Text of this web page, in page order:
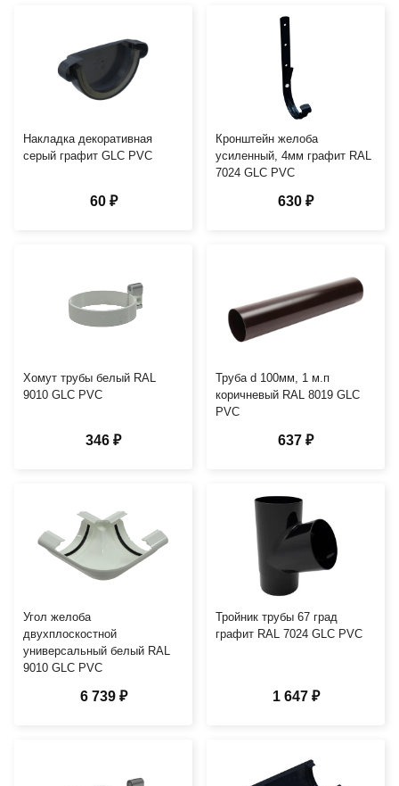
Накладка декоративная
серый графит GLC PVC
60 ₽
Кронштейн желоба
усиленный, 4мм графит RAL
7024 GLC PVC
630 ₽
Хомут трубы белый RAL
9010 GLC PVC
346 ₽
Труба d 100мм, 1 м.п
коричневый RAL 8019 GLC
PVC
637 ₽
Угол желоба
двухплоскостной
универсальный белый RAL
9010 GLC PVC
6 739 ₽
Тройник трубы 67 град
графит RAL 7024 GLC PVC
1 647 ₽